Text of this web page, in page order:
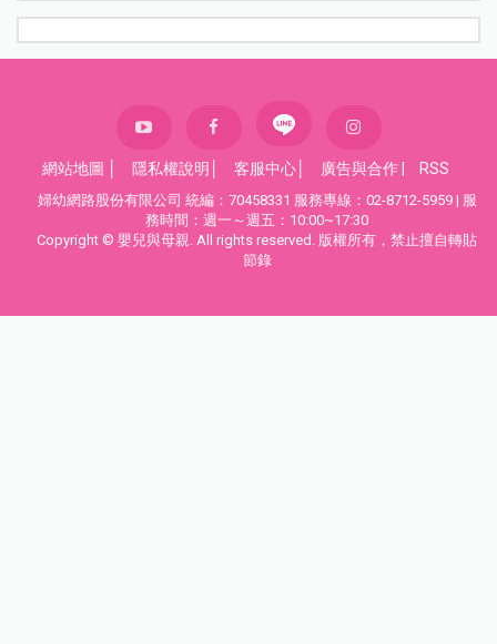
網站地圖 隱私權說明 客服中心 廣告與合作 RSS
婦幼網路股份有限公司 統編：70458331 服務專線：02-8712-5959 | 服
務時間：週一～週五：10:00~17:30
Copyright © 嬰兒與母親. All rights reserved. 版權所有，禁止擅自轉貼
節錄